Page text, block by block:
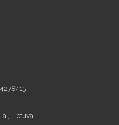
Lietuva